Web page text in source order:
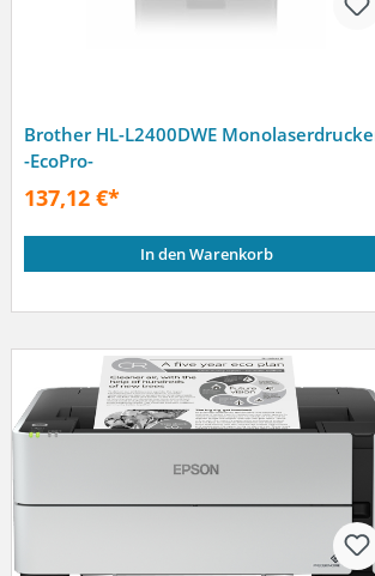
Brother HL-L2400DWE
-EcoPro-
137,12 €*
In den Warenkorb